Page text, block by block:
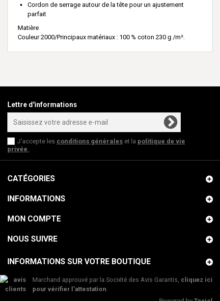
Cordon de serrage autour de la tête pour un ajustement
parfait
Matière
Couleur 2000/Principaux matériaux : 100 % coton 230 g /m².
Lettre d'informations
J'accepte les conditions générales et la politique de vie
privée
CATÉGORIES
INFORMATIONS
MON COMPTE
NOUS SUIVRE
INFORMATIONS SUR VOTRE BOUTIQUE
Marchand approuvé par la Société des Avis Garantis, cliquez ici
pour vérifier l'attestation